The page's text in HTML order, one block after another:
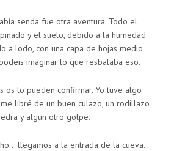
senda fue otra aventura. Todo el
y el suelo, debido a la humedad
a lodo, con una capa de hojas medio
imaginar lo que resbalaba eso.
os lo pueden confirmar. Yo tuve algo
libré de un buen culazo, un rodillazo
y algun otro golpe.
llegamos a la entrada de la cueva.